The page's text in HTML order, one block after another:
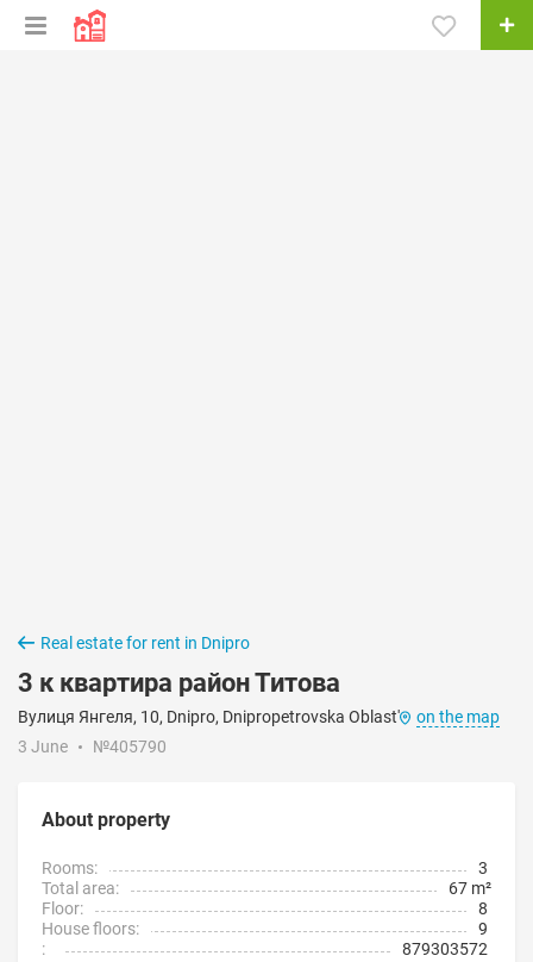
Real estate for rent in Dnipro
3 к квартира район Титова
Вулиця Янгеля, 10, Dnipro, Dnipropetrovska Oblast'
on the map
3 June
№405790
About property
Rooms:
3
Total area:
67 m²
Floor:
8
House floors:
9
:
879303572